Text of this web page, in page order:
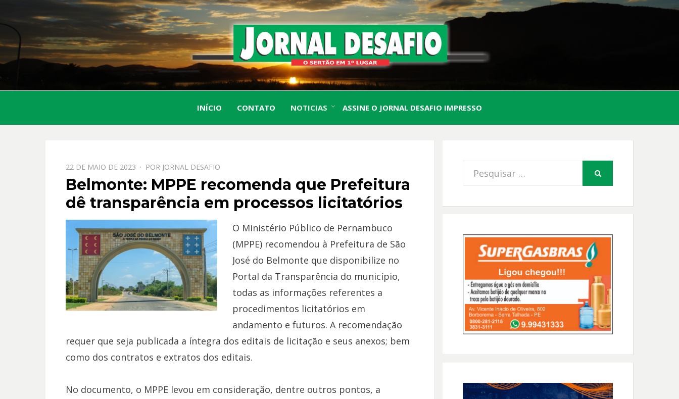
JORNAL
DESAFIO
O Sertão em 1º Lugar
INÍCIO CONTATO NOTICIAS ASSINE O JORNAL DESAFIO IMPRESSO
PPOSTADO
EM
22 DE MAIO DE 2023 POR JORNAL DESAFIO
Belmonte: MPPE recomenda que Prefeitura
dê transparência em processos licitatórios
O Ministério Público de Pernambuco
(MPPE) recomendou à Prefeitura de São
José do Belmonte que disponibilize no
Portal da Transparência do município,
todas as informações referentes a
procedimentos licitatórios em
andamento e futuros. A recomendação
requer que seja publicada a íntegra dos editais de licitação e seus anexos; bem
como dos contratos e extratos dos editais.
No documento, o MPPE levou em consideração, dentre outros pontos, a
Procurar